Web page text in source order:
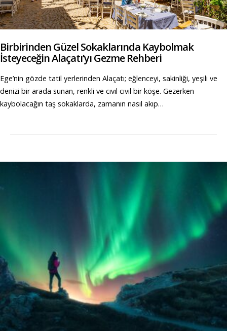
Birbirinden Güzel Sokaklarında Kaybolmak
İsteyeceğin Alaçatı’yı Gezme Rehberi
Ege’nin gözde tatil yerlerinden Alaçatı; eğlenceyi, sakinliği, yeşili ve
denizi bir arada sunan, renkli ve cıvıl cıvıl bir köşe. Gezerken
kaybolacağın taş sokaklarda, zamanın nasıl akıp…